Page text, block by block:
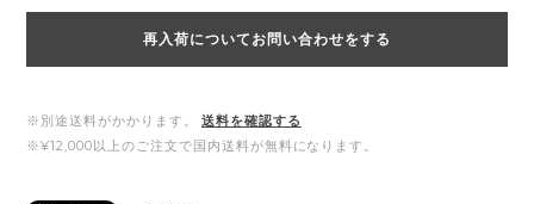
再入荷についてお問い合わせをする
※別途送料がかかります。
送料を確認する
※¥12,000以上のご注文で国内送料が無料になります。